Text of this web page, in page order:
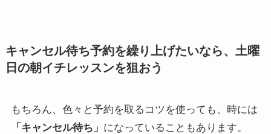
キャンセル待ち予約を繰り上げたいなら、土曜
日の朝イチレッスンを狙おう
もちろん、色々と予約を取るコツを使っても、時には
「キャンセル待ち」 になっていることもあります。